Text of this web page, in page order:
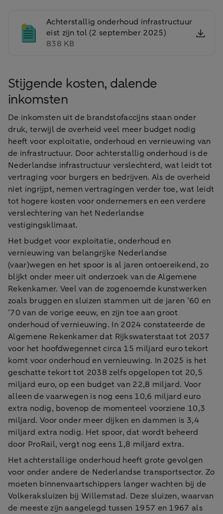
Achterstallig onderhoud infrastructuur
eist zijn tol (2 september 2025)
838 KB
Stijgende kosten, dalende
inkomsten
De inkomsten uit de brandstofaccijns staan onder
druk, terwijl de overheid veel meer budget nodig
heeft voor exploitatie, onderhoud en vernieuwing van
de infrastructuur. Door achterstallig onderhoud is de
Nederlandse infrastructuur verslechterd, wat leidt tot
vertraging voor burgers en bedrijven. Als de overheid
niet ingrijpt, nemen vertragingen verder toe, wat leidt
tot hogere kosten voor ondernemers en een verdere
verslechtering van het Nederlandse
vestigingsklimaat.
Het budget voor exploitatie, onderhoud en
vernieuwing van belangrijke Nederlandse
(vaar)wegen en het spoor is al jaren ontoereikend, zo
blijkt onder meer uit onderzoek van de Algemene
Rekenkamer. Veel van de zogenoemde kunstwerken
zoals bruggen en sluizen stammen uit de jaren ’60 en
’70 van de vorige eeuw, en zijn toe aan groot
onderhoud of vernieuwing. In 2024 constateerde de
Algemene Rekenkamer dat Rijkswaterstaat tot 2037
voor het hoofdwegennet circa 15 miljard euro tekort
komt voor onderhoud en vernieuwing. In 2025 is het
geschatte tekort tot 2038 zelfs opgelopen tot 20,5
miljard euro, op een budget van 22,8 miljard. Voor
alleen de vaarwegen is nog eens 10,6 miljard euro
extra nodig, bovenop de momenteel voorziene 10,3
miljard. Voor onder meer dijken en dammen is 3,4
miljard extra nodig. Het spoor, dat wordt beheerd
door ProRail, vergt nog eens 1,8 miljard extra.
Het achterstallige onderhoud heeft grote gevolgen
voor onder andere de Nederlandse transportsector. Zo
moeten binnenvaartschippers langer wachten bij de
Volkeraksluizen bij Willemstad. Deze sluizen, waarvan
de meeste zijn aangelegd tussen 1957 en 1967 als